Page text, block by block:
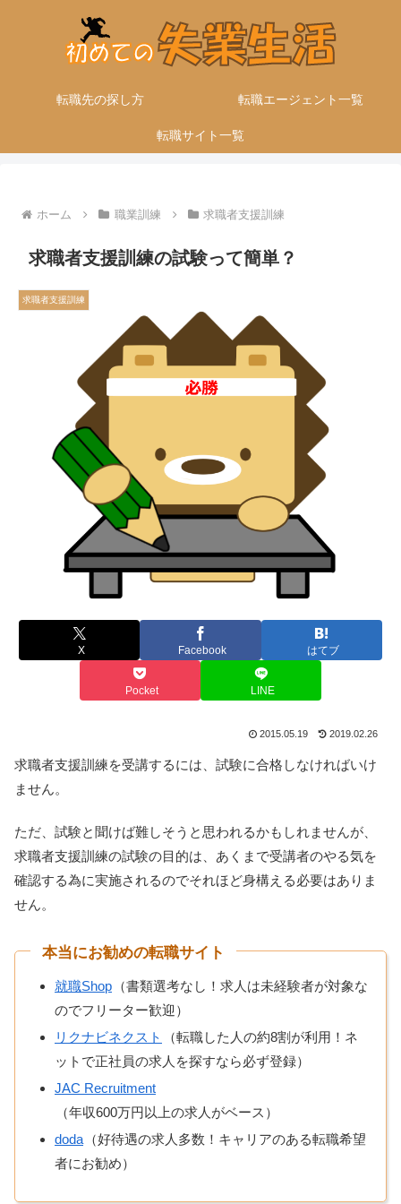
転職先の探し方 転職エージェント一覧
転職サイト一覧
ホーム 職業訓練 求職者支援訓練
求職者支援訓練の試験って簡単？
求職者支援訓練
X Facebook はてブ
Pocket LINE
2015.05.19 2019.02.26
求職者支援訓練を受講するには、試験に合格しなければいけ
ません。
ただ、試験と聞けば難しそうと思われるかもしれませんが、
求職者支援訓練の試験の目的は、あくまで受講者のやる気を
確認する為に実施されるのでそれほど身構える必要はありま
せん。
本当にお勧めの転職サイト
就職Shop （書類選考なし！求人は未経験者が対象な
のでフリーター歓迎）
リクナビネクスト
（転職した人の約8割が利用！ネ
ットで正社員の求人を探すなら必ず登録）
JAC Recruitment
（年収600万円以上の求人がベース）
doda （好待遇の求人多数！キャリアのある転職希望
者にお勧め）